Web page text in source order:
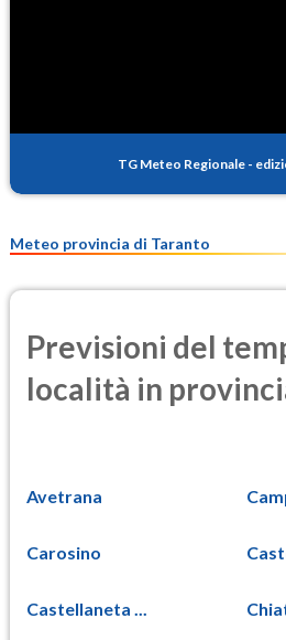
TG Meteo Regionale -
Meteo provincia di Taranto
Previsioni del
località in
Avetrana
Carosino
Castellaneta ...